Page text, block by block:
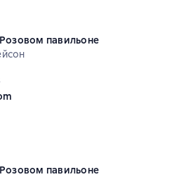
павильоне
рейтинг 5 на основе 3 оценок
павильоне